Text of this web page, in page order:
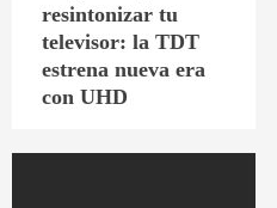
resintonizar tu
televisor: la TDT
estrena nueva era
con UHD